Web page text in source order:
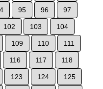
95 96 97
102 103 104
109 110 111
116 117 118
123 124 125